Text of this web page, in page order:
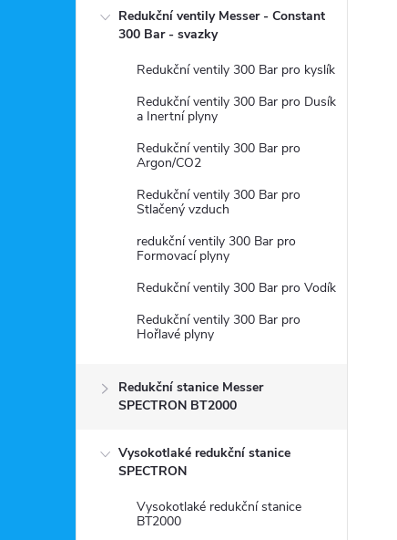
Redukční ventily Messer - Constant
300 Bar - svazky
Redukční ventily 300 Bar pro kyslík
Redukční ventily 300 Bar pro Dusík
a Inertní plyny
Redukční ventily 300 Bar pro
Argon/CO2
Redukční ventily 300 Bar pro
Stlačený vzduch
redukční ventily 300 Bar pro
Formovací plyny
Redukční ventily 300 Bar pro Vodík
Redukční ventily 300 Bar pro
Hořlavé plyny
Redukční stanice Messer
SPECTRON BT2000
Vysokotlaké redukční stanice
SPECTRON
Vysokotlaké redukční stanice
BT2000